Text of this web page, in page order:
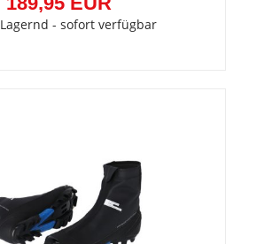
Lagernd - sofort verfügbar